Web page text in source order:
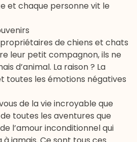
et chaque personne vit le
de chiens et chats
leur petit compagnon, ils ne
d’animal. La raison ? La
toutes les émotions négatives
de la vie incroyable que
toutes les aventures que
l’amour inconditionnel qui